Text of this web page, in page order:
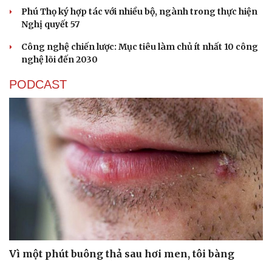
Phú Thọ ký hợp tác với nhiều bộ, ngành trong thực hiện
Nghị quyết 57
Công nghệ chiến lược: Mục tiêu làm chủ ít nhất 10 công
nghệ lõi đến 2030
PODCAST
Vì một phút buông thả sau hơi men, tôi bàng